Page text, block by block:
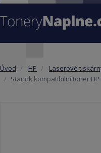
Úvod HP Laserové
Starink kompatibilní toner HP